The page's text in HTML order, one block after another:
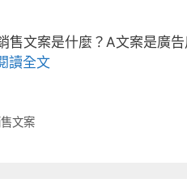
售文案是什麼？A文案是廣
讀全文
文案